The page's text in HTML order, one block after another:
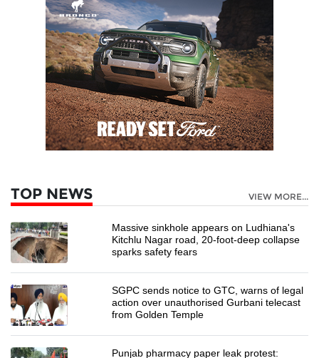
TOP NEWS VIEW MORE...
Massive sinkhole appears on Ludhiana's
Kitchlu Nagar road, 20-foot-deep collapse
sparks safety fears
SGPC sends notice to GTC, warns of legal
action over unauthorised Gurbani telecast
from Golden Temple
Punjab pharmacy paper leak protest: